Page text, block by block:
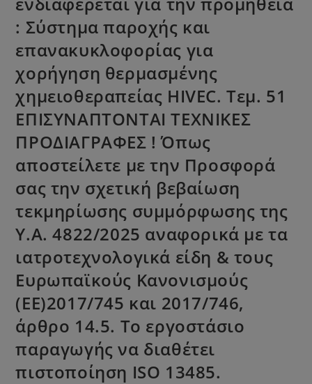
: Σύστημα παροχής και
επανακυκλοφορίας για
χορήγηση θερμασμένης
χημειοθεραπείας HIVEC. Τεμ. 51
ΕΠΙΣΥΝΑΠΤΟΝΤΑΙ ΤΕΧΝΙΚΕΣ
ΠΡΟΔΙΑΓΡΑΦΕΣ ! Όπως
αποστείλετε με την Προσφορά
σας την σχετική βεβαίωση
τεκμηρίωσης συμμόρφωσης της
Υ.Α. 4822/2025 αναφορικά με τα
ιατροτεχνολογικά είδη & τους
Ευρωπαϊκούς Κανονισμούς
(ΕΕ)2017/745 και 2017/746,
άρθρο 14.5. Tο εργοστάσιο
παραγωγής να διαθέτει
πιστοποίηση ISO 13485.